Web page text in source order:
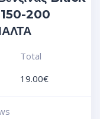
200
Total
19.00€